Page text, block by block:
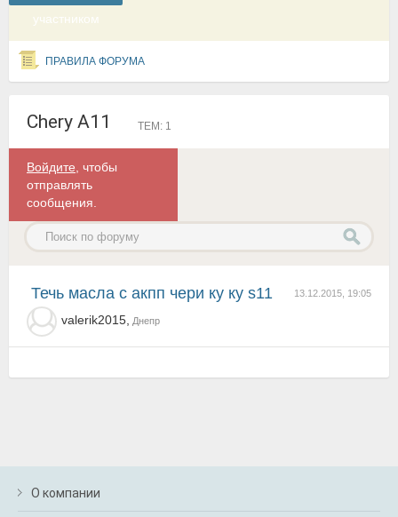
участником
ПРАВИЛА ФОРУМА
Chery A11 ТЕМ: 1
Войдите , чтобы
отправлять
сообщения.
13.12.2015, 19:05
Течь масла с акпп чери ку ку s11
valerik2015, Днепр
О компании